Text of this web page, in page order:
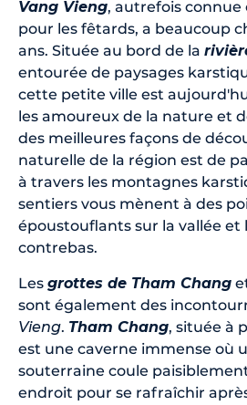
Vang Vieng, autrefois
pour les fêtards, a beaucoup
ans. Située au bord de la
entourée de paysages
cette petite ville est
les amoureux de la nature et
des meilleures façons de
naturelle de la région est de
à travers les montagnes
sentiers vous mènent à des
époustouflants sur la vallée et
contrebas.
Les grottes de Tham Chang
sont également des
Vieng. Tham Chang, située à
est une caverne immense où
souterraine coule
endroit pour se rafraîchir